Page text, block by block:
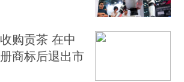
购贡茶 在中
商标后退出市